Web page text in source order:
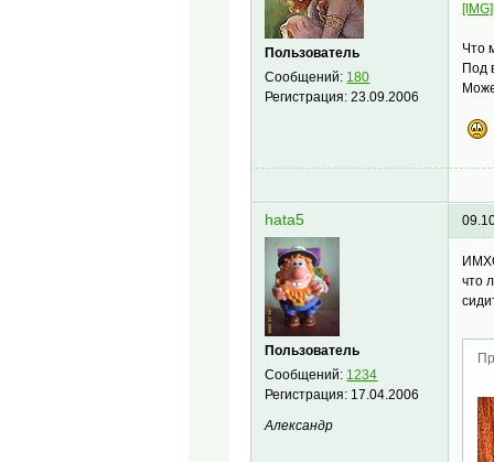
Пользователь
Сообщений: 180
Регистрация:23.09.2006
Что
Под
hata5
Пользователь
Сообщений: 1234
Регистрация: 17.04.2006
Александр
что